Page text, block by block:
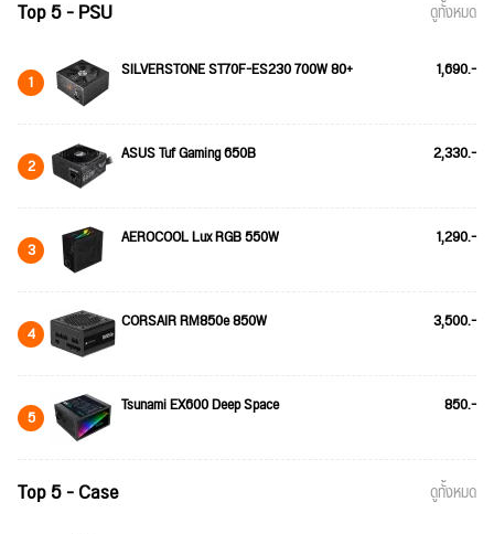
Top 5 - PSU ดูทั้งหมด
1 SILVERSTONE ST70F-ES230 700W 80+ 1,690.-
2 ASUS Tuf Gaming 650B 2,330.-
3 AEROCOOL Lux RGB 550W 1,290.-
4 CORSAIR RM850e 850W 3,500.-
5 Tsunami EX600 Deep Space 850.-
Top 5 - Case ดูทั้งหมด